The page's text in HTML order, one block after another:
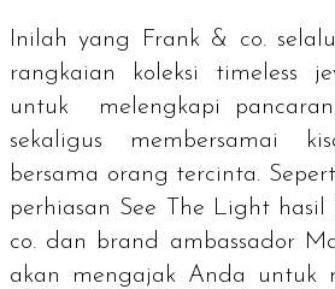
Inilah yang Frank & co.
rangkaian koleksi timeless
untuk melengkapi
sekaligus membersamai
bersama orang tercinta.
perhiasan See The Light hasil
co. dan
brand ambassador
akan mengajak Anda untuk